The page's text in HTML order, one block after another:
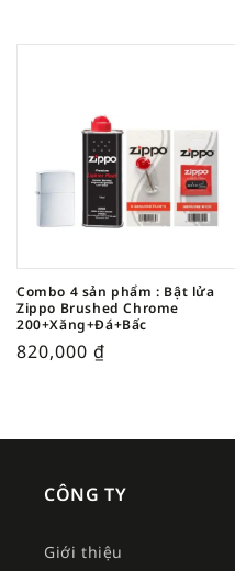
Combo 4 sản phẩm : Bật lửa
Zippo Brushed Chrome
200+Xăng+Đá+Bấc
820,000 ₫
CÔNG TY
Giới thiệu